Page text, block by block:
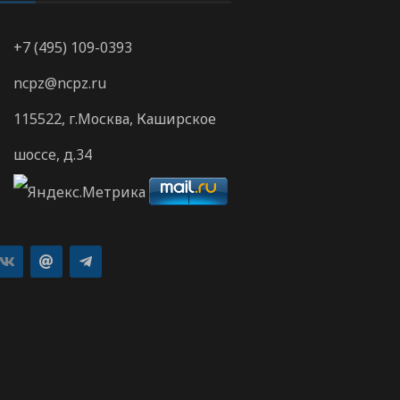
+7 (495) 109-0393
ncpz@ncpz.ru
115522, г.Москва, Каширское
шоссе, д.34